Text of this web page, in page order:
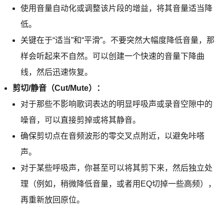
使用音量自动化或调整该片段的增益，将其音量适当降
低。
关键在于“适当”和“平滑”。不要突然大幅度降低音量，那
样会听起来不自然。可以创建一个快速的音量下降曲
线，然后迅速恢复。
剪切/静音（Cut/Mute）：
对于那些不影响歌词表达的明显呼吸声或录音空隙中的
噪音，可以直接剪掉或将其静音。
确保剪切点在音频波形的零交叉点附近，以避免咔嗒
声。
对于某些呼吸声，你甚至可以将其剪下来，然后独立处
理（例如，稍微降低音量，或者用EQ切掉一些高频），
再重新放回原位。